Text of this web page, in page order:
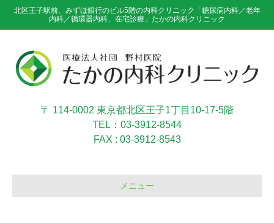
北区王子駅前、みずほ銀行のビル5階の内科クリニック「糖尿病内科／老年
内科／循環器内科、在宅診療」たかの内科クリニック
〒 114-0002 東京都北区王子1丁目10-17-5階
TEL：03-3912-8544
FAX : 03-3912-8543
メニュー